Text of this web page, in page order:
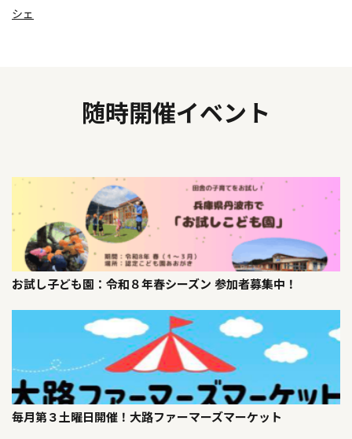
シェ
随時開催イベント
お試し子ども園：令和８年春シーズン 参加者募集中！
毎月第３土曜日開催！大路ファーマーズマーケット